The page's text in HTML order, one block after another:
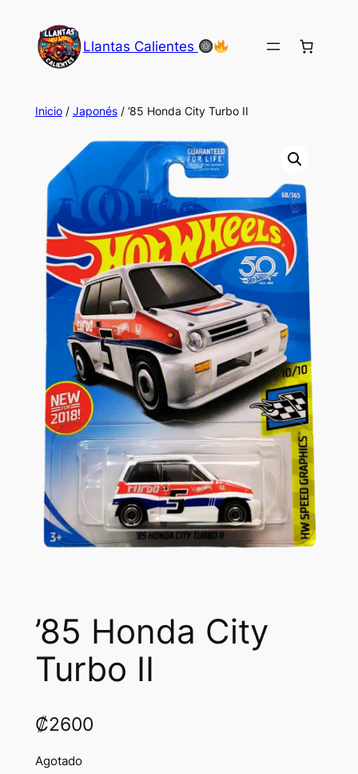
contenido
Llantas Calientes
Inicio/ Japonés/ ’85 Honda City Turbo II
’85 Honda City
Turbo II
₡2600
Agotado